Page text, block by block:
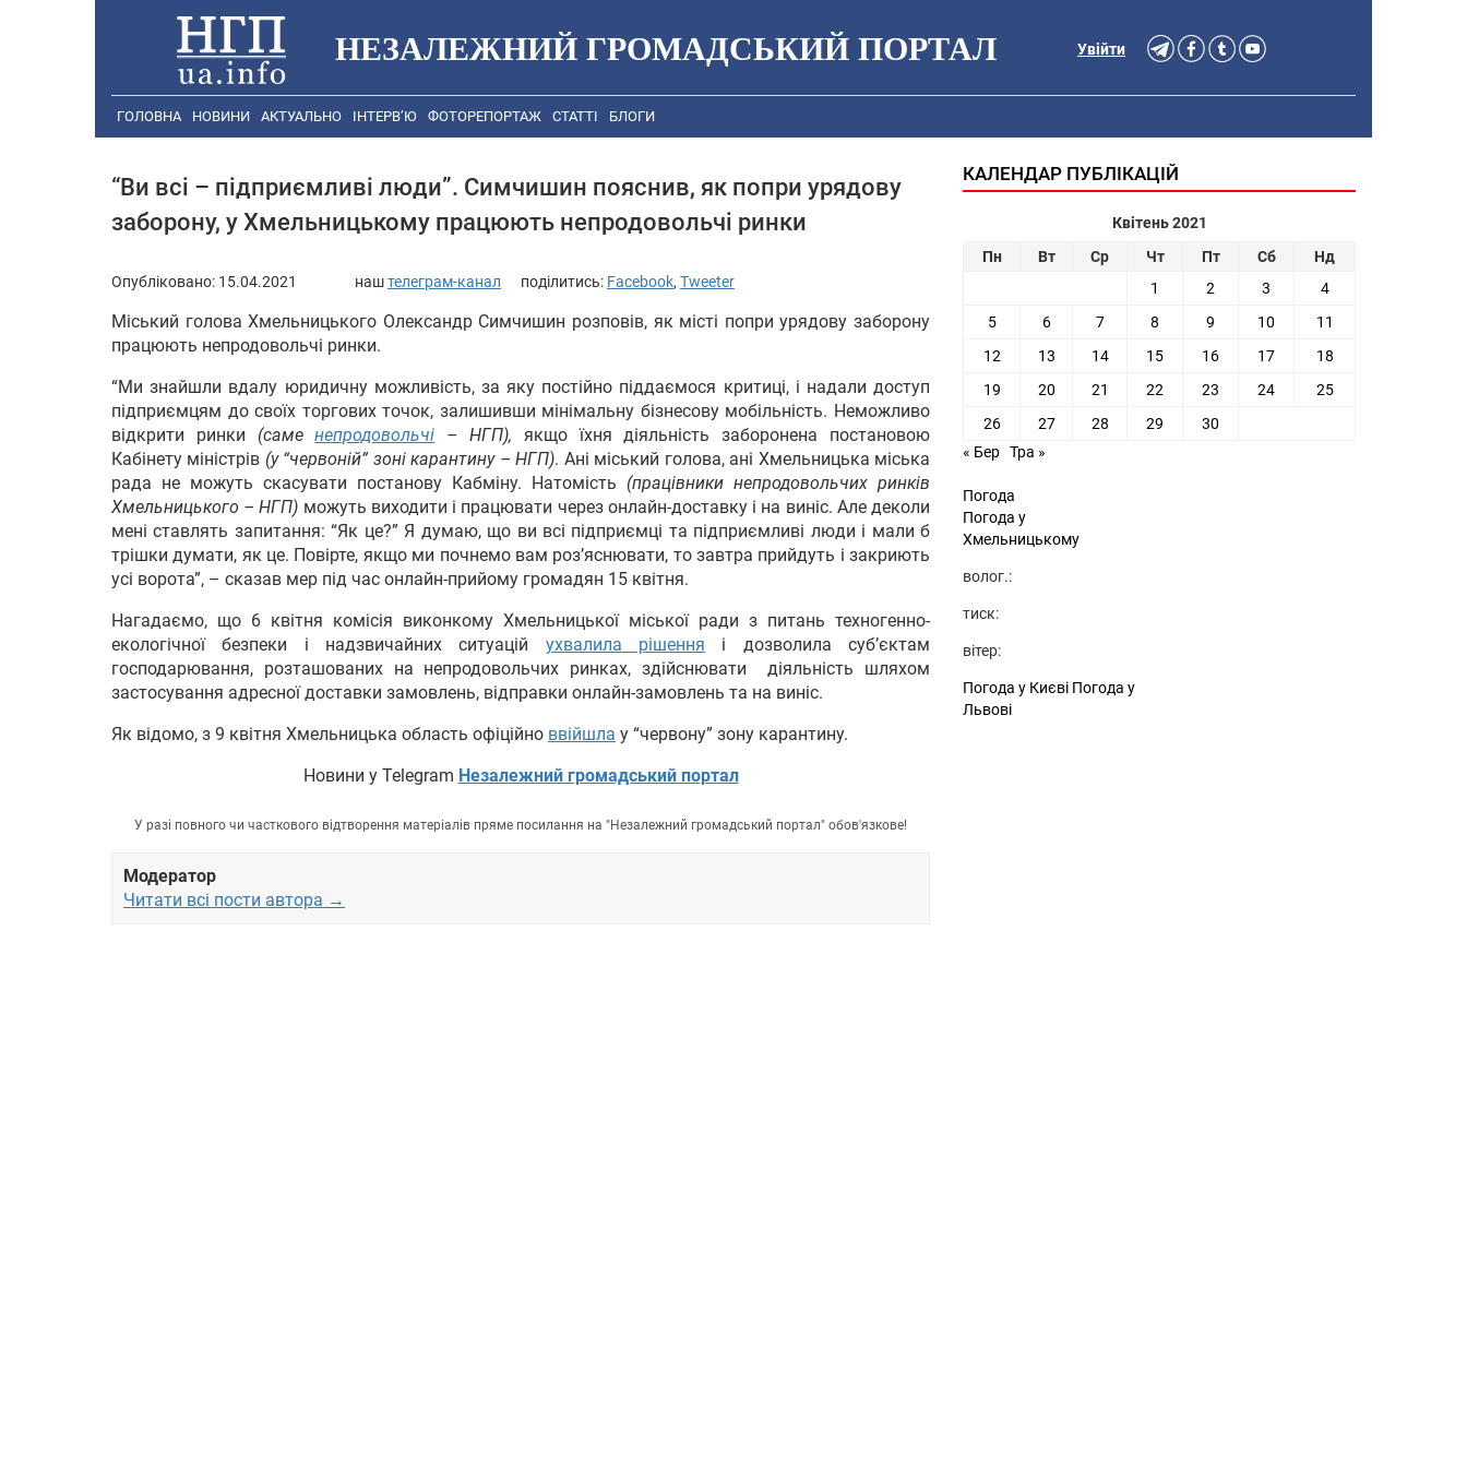
НЕЗАЛЕЖНИЙ ГРОМАДСЬКИЙ ПОРТАЛ Увійти
ГОЛОВНА НОВИНИ АКТУАЛЬНО ІНТЕРВ’Ю ФОТОРЕПОРТАЖ СТАТТІ БЛОГИ
“Ви всі – підприємливі люди”. Симчишин пояснив, як попри урядову
заборону, у Хмельницькому працюють непродовольчі ринки
Опубліковано: 15.04.2021 наштелеграм-канал поділитись: Facebook, Tweeter
Міський голова Хмельницького Олександр Симчишин розповів, як місті попри урядову заборону
працюють непродовольчі ринки.
“Ми знайшли вдалу юридичну можливість, за яку постійно піддаємося критиці, і надали доступ
підприємцям до своїх торгових точок, залишивши мінімальну бізнесову мобільність. Неможливо
відкрити ринки (саменепродовольчі – НГП), якщо їхня діяльність заборонена постановою
Кабінету міністрів (у “червоній” зоні карантину – НГП). Ані міський голова, ані Хмельницька міська
рада не можуть скасувати постанову Кабміну. Натомість (працівники непродовольчих ринків
Хмельницького – НГП) можуть виходити і працювати через онлайн-доставку і на виніс. Але деколи
мені ставлять запитання: “Як це?” Я думаю, що ви всі підприємці та підприємливі люди і мали б
трішки думати, як це. Повірте, якщо ми почнемо вам роз’яснювати, то завтра прийдуть і закриють
усі ворота”, – сказав мер під час онлайн-прийому громадян 15 квітня.
Нагадаємо, що 6 квітня комісія виконкому Хмельницької міської ради з питань техногенно-
екологічної безпеки і надзвичайних ситуацій ухвалила рішення і дозволила суб’єктам
господарювання, розташованих на непродовольчих ринках, здійснювати діяльність шляхом
застосування адресної доставки замовлень, відправки онлайн-замовлень та на виніс.
Як відомо, з 9 квітня Хмельницька область офіційно ввійшла у “червону” зону карантину.
Новини у Telegram Незалежний громадський портал
У разі повного чи часткового відтворення матеріалів пряме посилання на "Незалежний громадський портал" обов'язкове!
Модератор
Читати всі пости автора →
КАЛЕНДАР ПУБЛІКАЦІЙ
Квітень 2021
Пн
Вт Ср Чт Пт Сб
Нд
1
2 3
4
5
6 7 8 9 10
11
12
13 14 15 16 17
18
19
20 21 22 23 24
25
26
27 28 29
30
« Бер Тра »
Погода
Погода у
Хмельницькому
волог.:
тиск:
вітер:
Погода у Києві Погода у
Львові